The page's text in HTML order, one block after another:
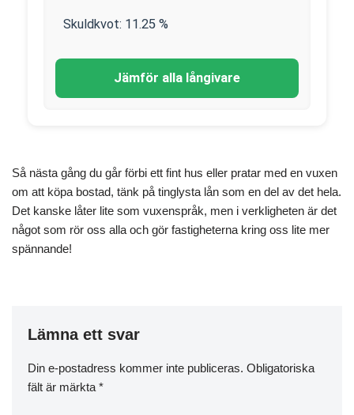
Skuldkvot: 11.25 %
Jämför alla långivare
Så nästa gång du går förbi ett fint hus eller pratar med en vuxen
om att köpa bostad, tänk på tinglysta lån som en del av det hela.
Det kanske låter lite som vuxenspråk, men i verkligheten är det
något som rör oss alla och gör fastigheterna kring oss lite mer
spännande!
Lämna ett svar
Din e-postadress kommer inte publiceras. Obligatoriska
fält är märkta *